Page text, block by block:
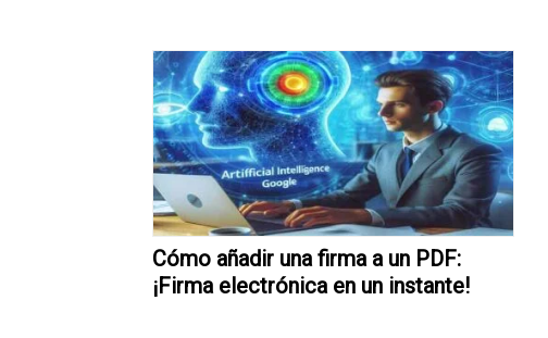
Cómo añadir una firma a un PDF:
¡Firma electrónica en un instante!